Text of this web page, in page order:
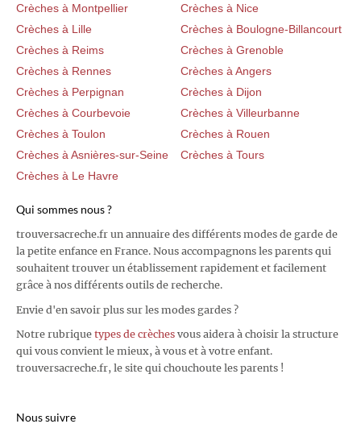
Crèches à Montpellier
Crèches à Nice
Crèches à Lille
Crèches à Boulogne-Billancourt
Crèches à Reims
Crèches à Grenoble
Crèches à Rennes
Crèches à Angers
Crèches à Perpignan
Crèches à Dijon
Crèches à Courbevoie
Crèches à Villeurbanne
Crèches à Toulon
Crèches à Rouen
Crèches à Asnières-sur-Seine
Crèches à Tours
Crèches à Le Havre
Qui sommes nous ?
trouversacreche.fr un annuaire des différents modes de garde de
la petite enfance en France. Nous accompagnons les parents qui
souhaitent trouver un établissement rapidement et facilement
grâce à nos différents outils de recherche.
Envie d'en savoir plus sur les modes gardes ?
Notre rubrique types de crèches vous aidera à choisir la structure
qui vous convient le mieux, à vous et à votre enfant.
trouversacreche.fr, le site qui chouchoute les parents !
Nous suivre